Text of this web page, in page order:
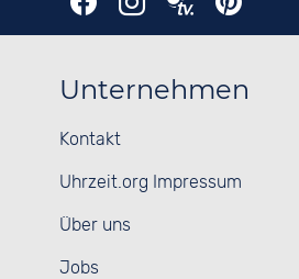
Unternehmen
Kontakt
Uhrzeit.org Impressum
Über uns
Jobs